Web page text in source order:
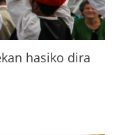
hasiko dira